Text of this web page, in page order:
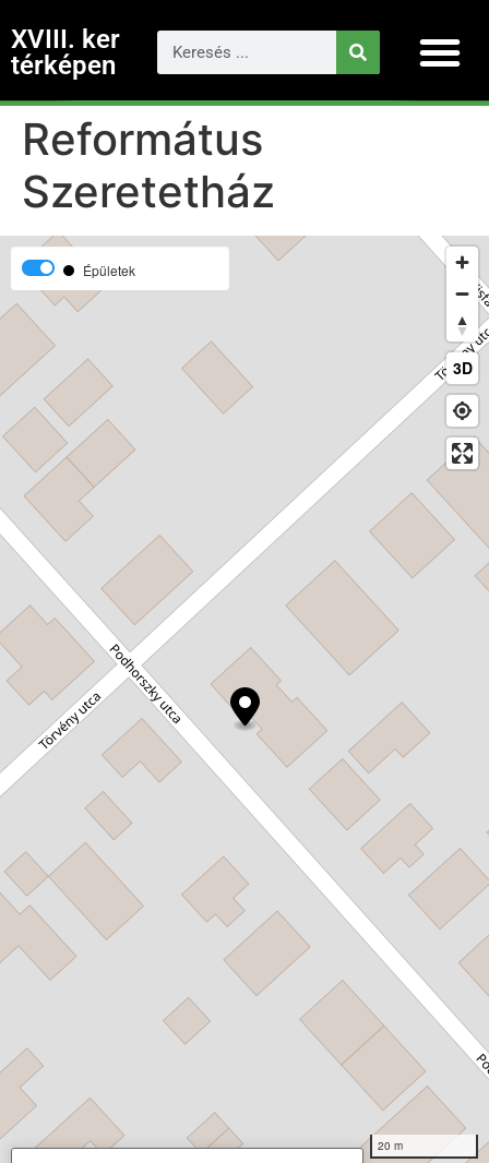
XVIII. ker
térképen
Református
Szeretetház
Épületek
20 m